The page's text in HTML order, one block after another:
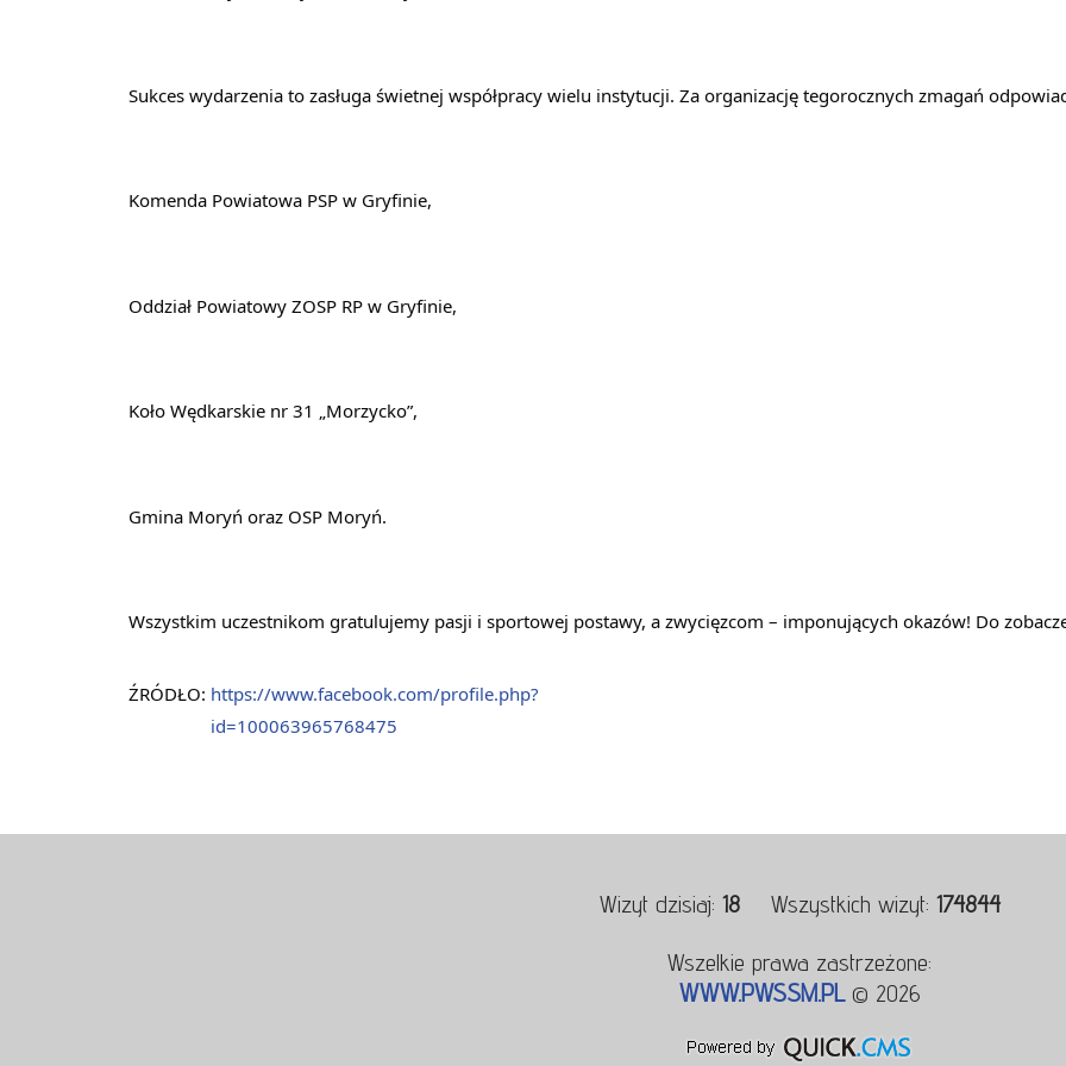
Sukces wydarzenia to zasługa świetnej współpracy wielu instytucji. Za organizację tegorocznych zmagań
Komenda Powiatowa PSP w Gryfinie,
Oddział Powiatowy ZOSP RP w Gryfinie,
Koło Wędkarskie nr 31 „Morzycko”,
Gmina Moryń oraz OSP Moryń.
Wszystkim uczestnikom gratulujemy pasji i sportowej postawy, a zwycięzcom – imponujących okazów! Do
ŹRÓDŁO: https://www.facebook.com/profile.php?
id=100063965768475
Wizyt dzisiaj: 18 Wszystkich wizyt: 174844
Wszelkie prawa zastrzeżone:
WWW.PWSSM.PL© 2026